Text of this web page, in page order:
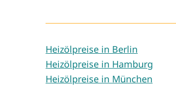
Heizölpreise in Berlin
Heizölpreise in Hamburg
Heizölpreise in München